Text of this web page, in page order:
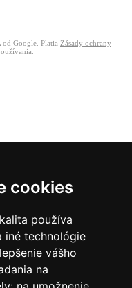
cookies
používa
iné technológie
vášho
na
Google. Platia Zásady ochrany